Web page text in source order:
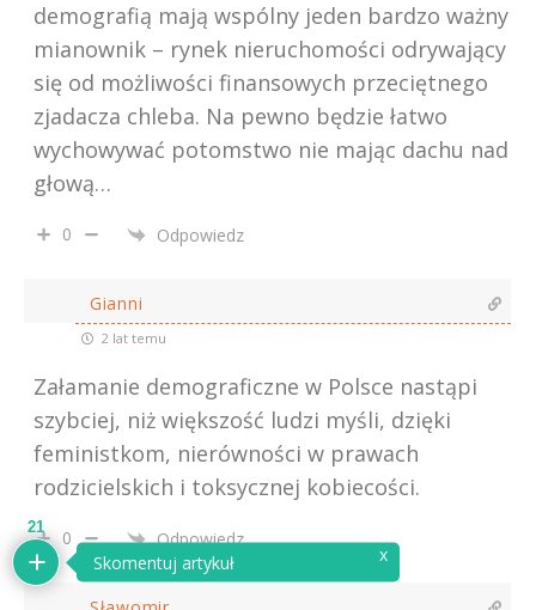
demografią mają wspólny jeden bardzo ważny
mianownik – rynek nieruchomości odrywający
się od możliwości finansowych przeciętnego
zjadacza chleba. Na pewno będzie łatwo
wychowywać potomstwo nie mając dachu nad
głową…
0 Odpowiedz
Gianni
2 lat temu
Załamanie demograficzne w Polsce nastąpi
szybciej, niż większość ludzi myśli, dzięki
feministkom, nierówności w prawach
rodzicielskich i toksycznej kobiecości.
0 Odpowiedz
21